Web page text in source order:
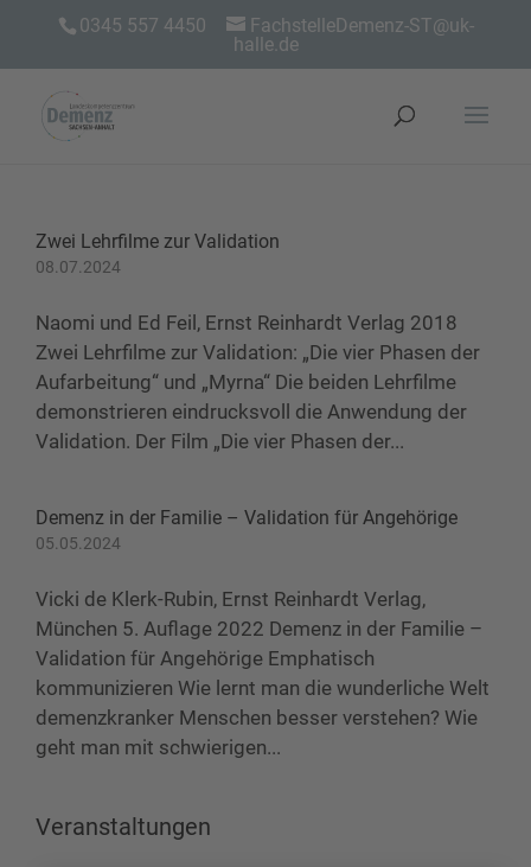
0345 557 4450
FachstelleDemenz-ST@uk-
halle.de
Zwei Lehrfilme zur Validation
08.07.2024
Naomi und Ed Feil, Ernst Reinhardt Verlag 2018
Zwei Lehrfilme zur Validation: „Die vier Phasen der
Aufarbeitung“ und „Myrna“ Die beiden Lehrfilme
demonstrieren eindrucksvoll die Anwendung der
Validation. Der Film „Die vier Phasen der...
Demenz in der Familie – Validation für Angehörige
05.05.2024
Vicki de Klerk-Rubin, Ernst Reinhardt Verlag,
München 5. Auflage 2022 Demenz in der Familie –
Validation für Angehörige Emphatisch
kommunizieren Wie lernt man die wunderliche Welt
demenzkranker Menschen besser verstehen? Wie
geht man mit schwierigen...
Veranstaltungen